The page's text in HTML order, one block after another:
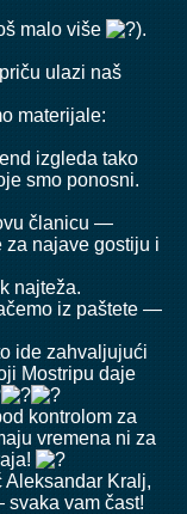
malo više
).
ulazi naš
materijale:
izgleda tako
smo ponosni.
članicu —
za najave gostiju i
najteža.
iz paštete —
ide zahvaljujući
Mostripu daje
kontrolom za
vremena ni za
Aleksandar Kralj,
vam čast!